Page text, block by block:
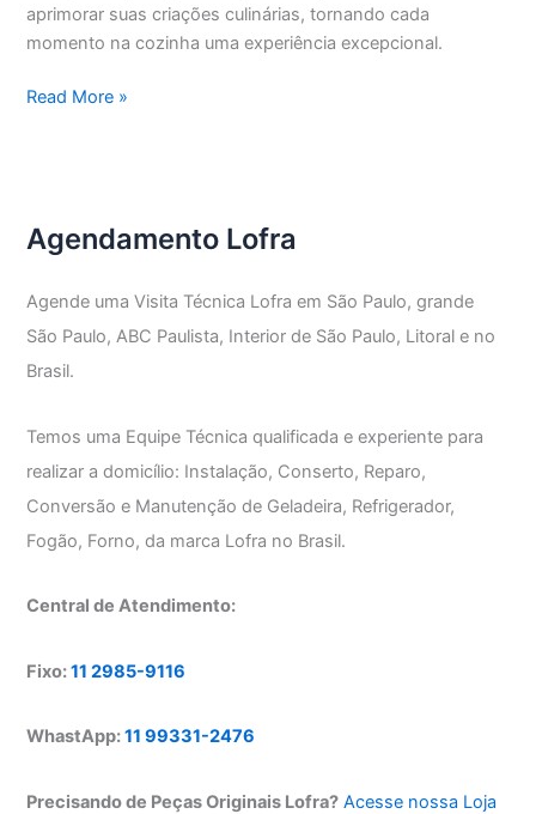
aprimorar suas criações culinárias, tornando cada
momento na cozinha uma experiência excepcional.
Assistência
Read More »
Agendamento Lofra
Agende uma Visita Técnica Lofra em São Paulo, grande
São Paulo, ABC Paulista, Interior de São Paulo, Litoral e no
Brasil.
Temos uma Equipe Técnica qualificada e experiente para
realizar a domicílio: Instalação, Conserto, Reparo,
Conversão e Manutenção de Geladeira, Refrigerador,
Fogão, Forno, da marca Lofra no Brasil.
Central de Atendimento:
Fixo:11 2985-9116
WhastApp:11 99331-2476
Precisando de Peças Originais Lofra? Acesse nossa Loja